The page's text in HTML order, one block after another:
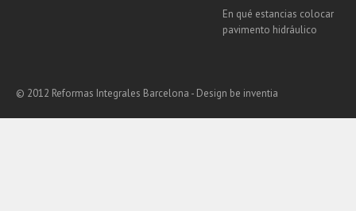
En qué estancias colocar
pavimento hidráulico
© 2012 Reformas Integrales Barcelona - Design be inventia